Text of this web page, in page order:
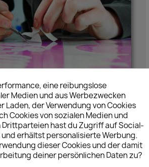
in
eine reibungslose
Medien und aus Werbezwecken
Laden, der Verwendung von Cookies
Cookies von sozialen Medien und
Drittparteien hast du Zugriff auf Social-
erhältst personalisierte Werbung.
dieser Cookies und der damit
deiner persönlichen Daten zu?